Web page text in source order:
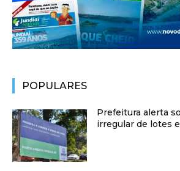
POPULARES
Prefeitura alerta
irregular de lotes